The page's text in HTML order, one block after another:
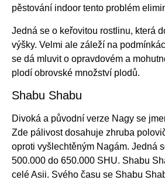
pěstování indoor tento problém
Jedná se o keřovitou rostlinu, která
výšky. Velmi ale záleží na
se dá mluvit o opravdovém a
plodí obrovské množství plodů.
Shabu Shabu
Divoká a původní verze Nagy se
Zde pálivost dosahuje zhruba
oproti vyšlechtěným Nagám. Jedná
500.000 do 650.000 SHU. Shabu
celé Asii. Svého času se Shabu